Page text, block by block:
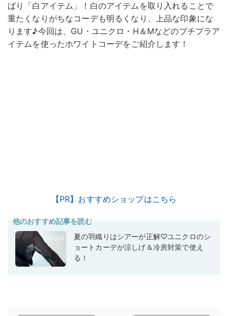
ばり「白アイテム」！白のアイテムを取り入れることで
重たくなりがちなコーデも明るくなり、上品な印象にな
ります♪今回は、GU・ユニクロ・H＆Mなどのプチプラア
イテムを使ったホワイトコーデをご紹介します！
【PR】おすすめショップはこちら
他のおすすめ記事を読む
夏の羽織りはシアーが正解♡ユニクロのシ
ョートカーデが涼しげ＆冷房対策で使え
る！